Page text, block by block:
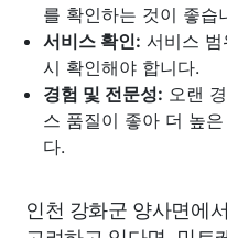
를 확인하는 것이 좋습
서비스 확인: 서비스
시 확인해야 합니다.
경험 및 전문성: 오랜
스 품질이 좋아 더 높
다.
인천 강화군 양사면에